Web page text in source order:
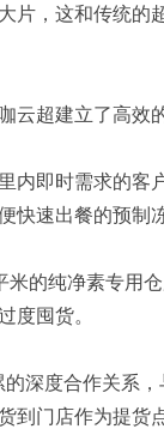
片，这和传统
云超建立了高效
内即时需求的
快速出餐的预制冻
的纯净素专用
度囤货。
深度合作关系
门店作为提货